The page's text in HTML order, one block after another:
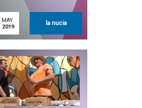
MAY.
2019
la nucia